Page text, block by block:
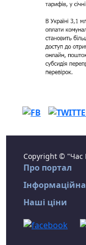
Copyright © "Час
Про портал
Інформаційна
Наші ціни